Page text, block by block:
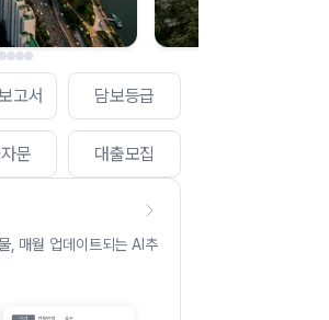
고서 담보등급
문 대출모집
, 매월 업데이트되는 AI추